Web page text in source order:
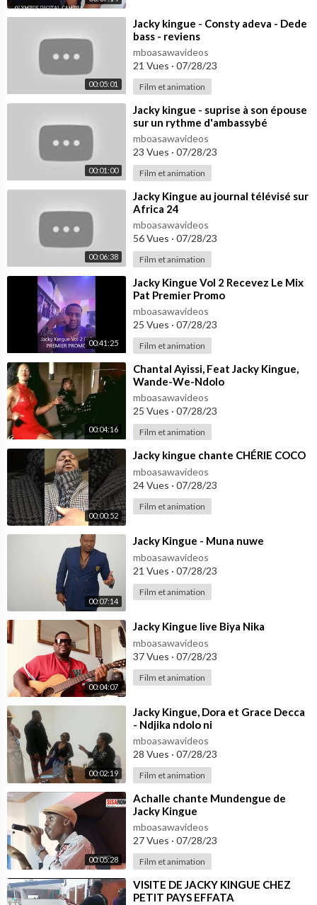
00:05:01
⁣Jacky kingue - Consty adeva - Dede
bass - reviens
mboasawavideos
21 Vues · 07/28/23
Film et animation
00:01:00
⁣Jacky kingue - suprise à son épouse
sur un rythme d'ambassybé
mboasawavideos
23 Vues · 07/28/23
Film et animation
00:06:38
⁣Jacky Kingue au journal télévisé sur
Africa 24
mboasawavideos
56 Vues · 07/28/23
Film et animation
00:41:25
⁣Jacky Kingue Vol 2 Recevez Le Mix
Pat Premier Promo
mboasawavideos
25 Vues · 07/28/23
Film et animation
00:04:16
⁣Chantal Ayissi, Feat Jacky Kingue,
Wande-We-Ndolo
mboasawavideos
25 Vues · 07/28/23
Film et animation
00:00:52
⁣Jacky kingue chante CHÉRIE COCO
mboasawavideos
24 Vues · 07/28/23
Film et animation
00:07:14
⁣Jacky Kingue - Muna nuwe
mboasawavideos
21 Vues · 07/28/23
Film et animation
00:04:07
⁣Jacky Kingue live Biya Nika
mboasawavideos
37 Vues · 07/28/23
Film et animation
00:02:19
⁣Jacky Kingue, Dora et Grace Decca
- Ndjika ndolo ni
mboasawavideos
28 Vues · 07/28/23
Film et animation
00:05:28
⁣Achalle chante Mundengue de
Jacky Kingue
mboasawavideos
27 Vues · 07/28/23
Film et animation
⁣VISITE DE JACKY KINGUE CHEZ
PETIT PAYS EFFATA